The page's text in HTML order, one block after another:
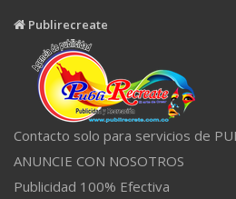
Publirecreate
Contacto solo para servicios de
ANUNCIE CON NOSOTROS
Publicidad 100% Efectiva